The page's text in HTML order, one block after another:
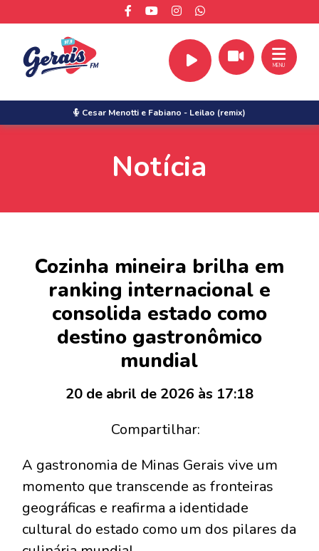
Cesar Menotti e Fabiano - Leilao (remix)
MENU
Notícia
Cozinha mineira brilha em
ranking internacional e
consolida estado como
destino gastronômico
mundial
20 de abril de 2026 às 17:18
Compartilhar:
A gastronomia de Minas Gerais vive um
momento que transcende as fronteiras
geográficas e reafirma a identidade
cultural do estado como um dos pilares da